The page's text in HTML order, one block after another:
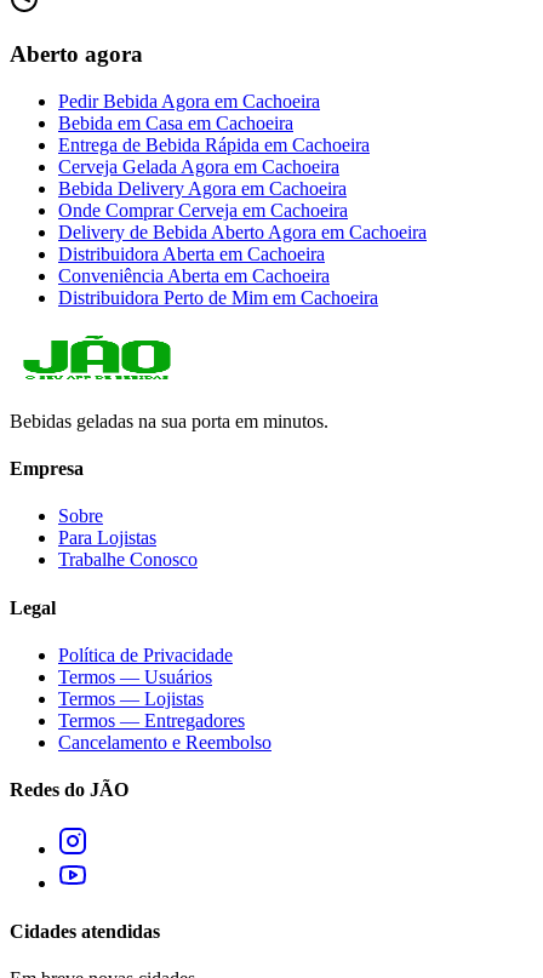
Aberto agora
Pedir Bebida Agora em Cachoeira
Bebida em Casa em Cachoeira
Entrega de Bebida Rápida em Cachoeira
Cerveja Gelada Agora em Cachoeira
Bebida Delivery Agora em Cachoeira
Onde Comprar Cerveja em Cachoeira
Delivery de Bebida Aberto Agora em Cachoeira
Distribuidora Aberta em Cachoeira
Conveniência Aberta em Cachoeira
Distribuidora Perto de Mim em Cachoeira
Bebidas geladas na sua porta em minutos.
Empresa
Sobre
Para Lojistas
Trabalhe Conosco
Legal
Política de Privacidade
Termos — Usuários
Termos — Lojistas
Termos — Entregadores
Cancelamento e Reembolso
Redes do JÃO
Cidades atendidas